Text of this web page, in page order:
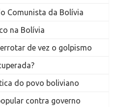
Comunista da Bolívia
na Bolívia
de vez o golpismo
do povo boliviano
contra governo